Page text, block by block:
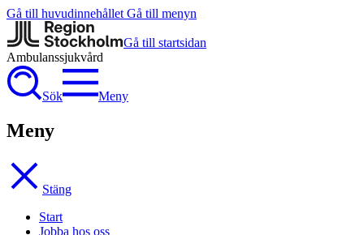
Gå till huvudinnehållet Gå till menyn
Gå till startsidan
Ambulanssjukvård
Sök Meny
Meny
Stäng
Start
Jobba hos oss